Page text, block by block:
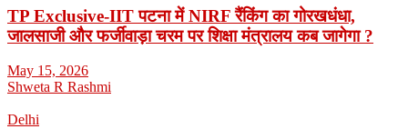
TP Exclusive-IIT पटना में NIRF रैंकिंग का गोरखधंधा,
जालसाजी और फर्जीवाड़ा चरम पर शिक्षा मंत्रालय कब जागेगा ?
May 15, 2026
Shweta R Rashmi
Delhi